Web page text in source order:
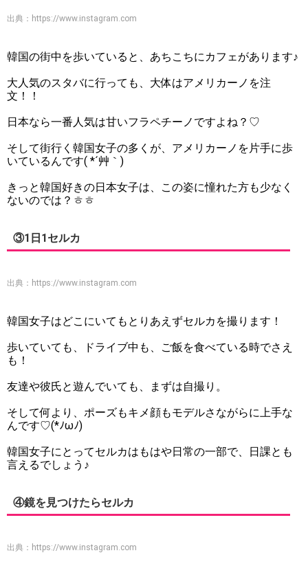
出典： https://www.instagram.com
韓国の街中を歩いていると、あちこちにカフェがあります♪
大人気のスタバに行っても、大体はアメリカーノを注
文！！
日本なら一番人気は甘いフラペチーノですよね？♡
そして街行く韓国女子の多くが、アメリカーノを片手に歩
いているんです( *´艸｀)
きっと韓国好きの日本女子は、この姿に憧れた方も少なく
ないのでは？ㅎㅎ
③1日1セルカ
出典： https://www.instagram.com
韓国女子はどこにいてもとりあえずセルカを撮ります！
歩いていても、ドライブ中も、ご飯を食べている時でさえ
も！
友達や彼氏と遊んでいても、まずは自撮り。
そして何より、ポーズもキメ顔もモデルさながらに上手な
んです♡(*ﾉωﾉ)
韓国女子にとってセルカはもはや日常の一部で、日課とも
言えるでしょう♪
④鏡を見つけたらセルカ
出典： https://www.instagram.com